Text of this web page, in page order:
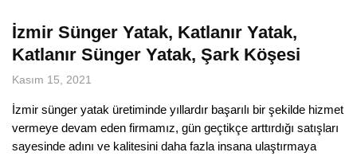
İzmir Sünger Yatak, Katlanır Yatak,
Katlanır Sünger Yatak, Şark Köşesi
Kasım 15, 2021
İzmir sünger yatak üretiminde yıllardır başarılı bir şekilde hizmet
vermeye devam eden firmamız, gün geçtikçe arttırdığı satışları
sayesinde adını ve kalitesini daha fazla insana ulaştırmaya